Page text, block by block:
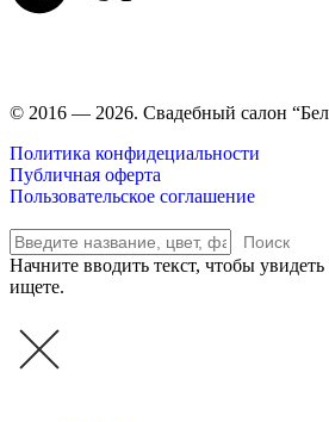
© 2016 — 2026. Свадебный салон
Политика конфидециальности
Публичная оферта
Пользовательское соглашение
Поиск
Начните вводить текст, чтобы
ищете.